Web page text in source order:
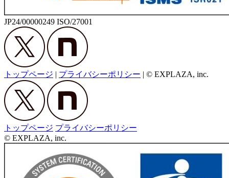
JP24/00000249 ISO/27001
トップページ | プライバシーポリシー | © EXPLAZA, inc.
トップページ プライバシーポリシー
© EXPLAZA, inc.